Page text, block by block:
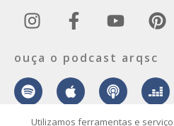
ouça o podcast arqsc
Utilizamos ferramentas e